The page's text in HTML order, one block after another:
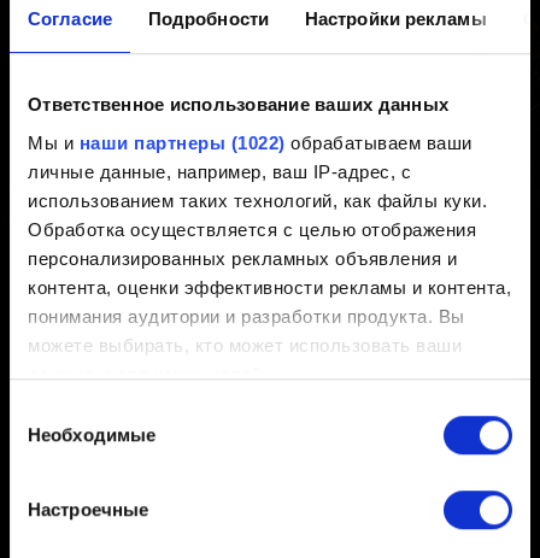
Согласие Подробности Настройки рекламы
Ответственное использование ваших данных
Мы и наши партнеры (1022) обрабатываем ваши
личные данные, например, ваш IP-адрес, с
использованием таких технологий, как файлы куки.
Обработка осуществляется с целью отображения
персонализированных рекламных объявления и
контента, оценки эффективности рекламы и контента,
понимания аудитории и разработки продукта. Вы
можете выбирать, кто может использовать ваши
данные и для каких целей.
Если вы разрешите, мы также хотели бы:
географическом местоположении с возможной
точностью до нескольких метров
согласия
Необходимые
Настроечные
регистрацию: как получить
Создано 5 лет назад Обновлено 3 года назад
Вы найдёте подробную информацию о наградах и
способах их получения на странице
www.thewitcher.com/my-rewards